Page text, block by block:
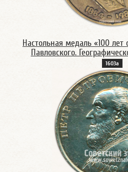
Настольная медаль «100
Павловского.
1603а